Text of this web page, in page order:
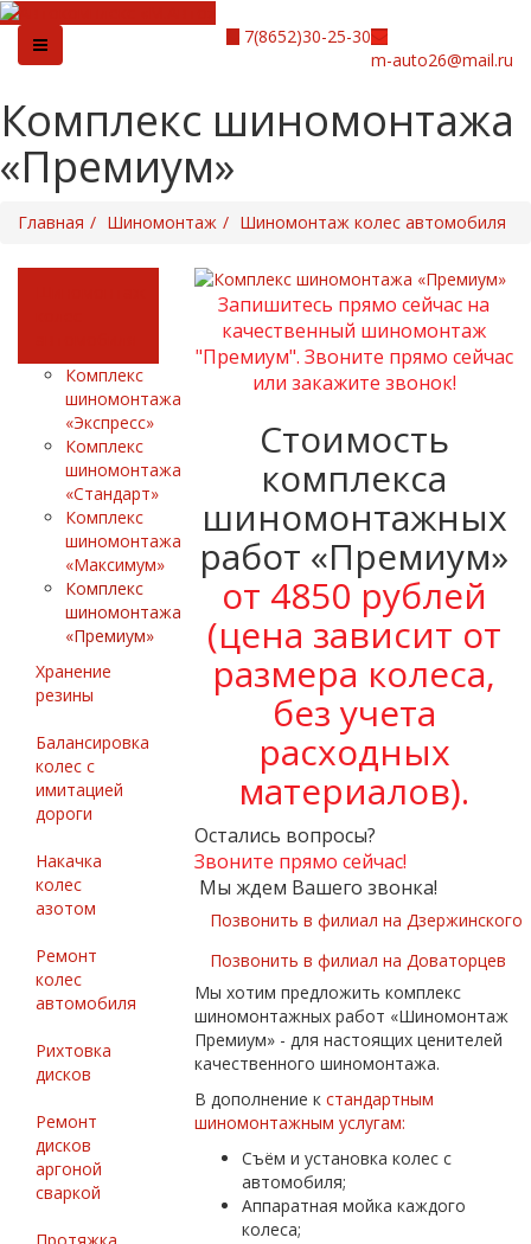
m-auto26@mail.ru
7(8652)30-25-30
Комплекс шиномонтажа
«Премиум»
Главная Шиномонтаж Шиномонтаж колес автомобиля
Комплекс
шиномонтажа
«Экспресс»
Комплекс
шиномонтажа
«Стандарт»
Комплекс
шиномонтажа
«Максимум»
Комплекс
шиномонтажа
«Премиум»
Хранение
резины
Балансировка
колес с
имитацией
дороги
Накачка
колес
азотом
Ремонт
колес
автомобиля
Рихтовка
дисков
Ремонт
дисков
аргоной
сваркой
Запишитесь прямо сейчас на
качественный шиномонтаж
"Премиум". Звоните прямо сейчас
или закажите звонок!
Стоимость
комплекса
шиномонтажных
работ «Премиум»
от 4850 рублей
(цена зависит от
размера колеса,
без учета
расходных
материалов).
Остались вопросы?
Звоните прямо сейчас!
Мы ждем Вашего звонка!
Позвонить в филиал на Дзержинского
Позвонить в филиал на Доваторцев
Мы хотим предложить комплекс
шиномонтажных работ «Шиномонтаж
Премиум» - для настоящих ценителей
качественного шиномонтажа.
В дополнение кстандартным
шиномонтажным услугам:
Съём и установка колес с
автомобиля;
Аппаратная мойка каждого
колеса;